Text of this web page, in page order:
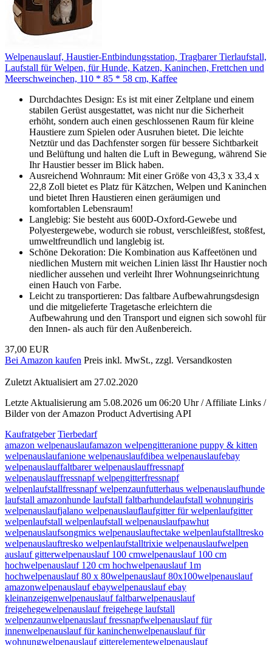
Welpenauslauf, Haustier-Entbindungsstation, Tragbarer Tierlaufstall,
Laufstall für Welpen, für Hunde, Katzen, Kaninchen, Frettchen und
Meerschweinchen, 110 * 85 * 58 cm, Kaffee
Durchdachtes Design: Es ist mit einer Zeltplane und einem
stabilen Gerüst ausgestattet, was nicht nur die Sicherheit
erhöht, sondern auch einen geschlossenen Raum für kleine
Haustiere zum Spielen oder Ausruhen bietet. Die leichte
Netztür und das Dachfenster sorgen für bessere Sichtbarkeit
und Belüftung und halten die Luft in Bewegung, während Sie
Ihr Haustier besser im Blick haben.
Ausreichend Wohnraum: Mit einer Größe von 43,3 x 33,4 x
22,8 Zoll bietet es Platz für Kätzchen, Welpen und Kaninchen
und bietet Ihren Haustieren einen geräumigen und
komfortablen Lebensraum!
Langlebig: Sie besteht aus 600D-Oxford-Gewebe und
Polyestergewebe, wodurch sie robust, verschleißfest, stoßfest,
umweltfreundlich und langlebig ist.
Schöne Dekoration: Die Kombination aus Kaffeetönen und
niedlichen Mustern mit weichen Linien lässt Ihr Haustier noch
niedlicher aussehen und verleiht Ihrer Wohnungseinrichtung
einen Hauch von Farbe.
Leicht zu transportieren: Das faltbare Aufbewahrungsdesign
und die mitgelieferte Tragetasche erleichtern die
Aufbewahrung und den Transport und eignen sich sowohl für
den Innen- als auch für den Außenbereich.
37,00 EUR
Bei Amazon kaufen Preis inkl. MwSt., zzgl. Versandkosten
Zuletzt Aktualisiert am 27.02.2020
Letzte Aktualisierung am 5.08.2026 um 06:20 Uhr / Affiliate Links /
Bilder von der Amazon Product Advertising API
Kaufratgeber Tierbedarf
amazon welpenauslaufamazon welpengitteranione puppy & kitten
welpenauslaufanione welpenauslaufdibea welpenauslaufebay
welpenauslauffaltbarer welpenauslauffressnapf
welpenauslauffressnapf welpengitterfressnapf
welpenlaufstallfressnapf welpenzaunfutterhaus welpenauslaufhunde
laufstall amazonhunde laufstall faltbarhundelaufstall wohnungiris
welpenauslaufjalano welpenauslauflaufgitter für welpenlaufgitter
welpenlaufstall welpenlaufstall welpenauslaufpawhut
welpenauslaufsongmics welpenauslauftectake welpenlaufstalltresko
welpenauslauftresko welpenlaufstalltrixie welpenauslaufwelpen
auslauf gitterwelpenauslauf 100 cmwelpenauslauf 100 cm
hochwelpenauslauf 120 cm hochwelpenauslauf 1m
hochwelpenauslauf 80 x 80welpenauslauf 80x100welpenauslauf
amazonwelpenauslauf ebaywelpenauslauf ebay
kleinanzeigenwelpenauslauf faltbarwelpenauslauf
freigehegewelpenauslauf freigehege laufstall
welpenzaunwelpenauslauf fressnapfwelpenauslauf für
innenwelpenauslauf für kaninchenwelpenauslauf für
wohnungwelpenauslauf gitterelementewelpenauslauf